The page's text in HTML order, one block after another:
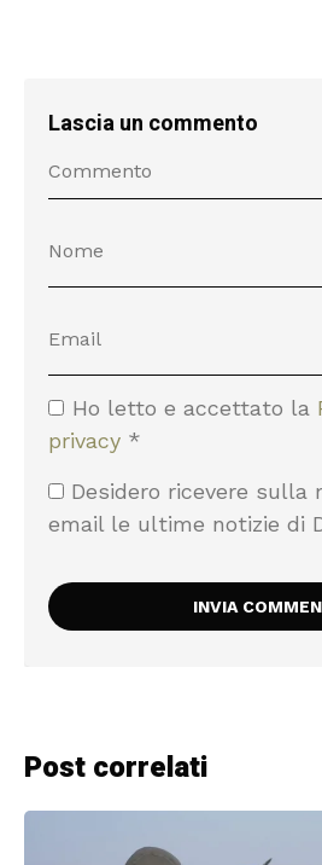
Lascia un commento
Ho letto e accettato la
privacy *
Desidero ricevere sulla
email le ultime notizie di
Post correlati